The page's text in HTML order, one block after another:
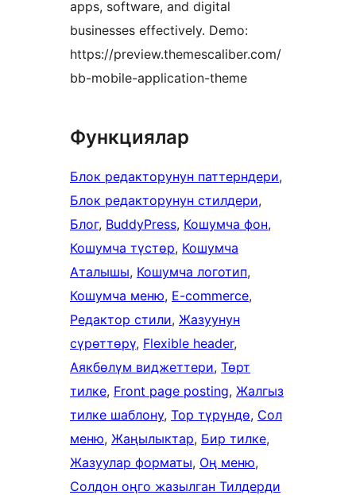
apps, software, and digital
businesses effectively. Demo:
https://preview.themescaliber.com/
bb-mobile-application-theme
Функциялар
Блок редакторунун паттерндери
Блок редакторунун стилдери
Блог, BuddyPress, Кошумча фон
Кошумча түстөр, Кошумча
Аталышы, Кошумча логотип
Кошумча меню, E-commerce
Редактор стили, Жазуунун
сүрөттөрү, Flexible header
Аякбөлүм виджеттери, Төрт
тилке, Front page posting, Жалгыз
тилке шаблону, Тор түрүндө, Сол
меню, Жаңылыктар, Бир тилке
Жазуулар форматы, Оң меню
Солдон оңго жазылган Тилдерди